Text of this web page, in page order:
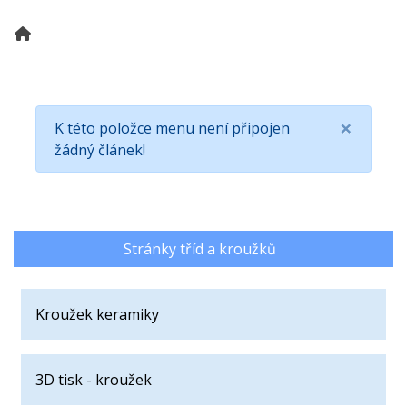
×
K této položce menu není připojen
žádný článek!
Stránky tříd a kroužků
Kroužek keramiky
3D tisk - kroužek